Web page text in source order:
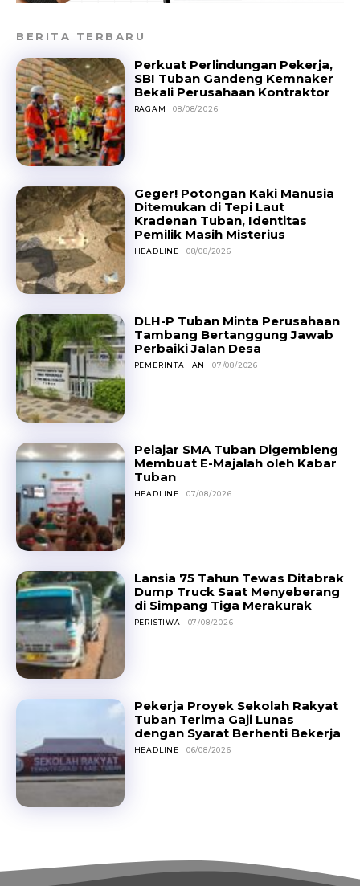
BERITA TERBARU
Perkuat Perlindungan Pekerja,
SBI Tuban Gandeng Kemnaker
Bekali Perusahaan Kontraktor
RAGAM 08/08/2026
Geger! Potongan Kaki Manusia
Ditemukan di Tepi Laut
Kradenan Tuban, Identitas
Pemilik Masih Misterius
HEADLINE 08/08/2026
DLH-P Tuban Minta Perusahaan
Tambang Bertanggung Jawab
Perbaiki Jalan Desa
PEMERINTAHAN 07/08/2026
Pelajar SMA Tuban Digembleng
Membuat E-Majalah oleh Kabar
Tuban
HEADLINE 07/08/2026
Lansia 75 Tahun Tewas Ditabrak
Dump Truck Saat Menyeberang
di Simpang Tiga Merakurak
PERISTIWA 07/08/2026
Pekerja Proyek Sekolah Rakyat
Tuban Terima Gaji Lunas
dengan Syarat Berhenti Bekerja
HEADLINE 06/08/2026